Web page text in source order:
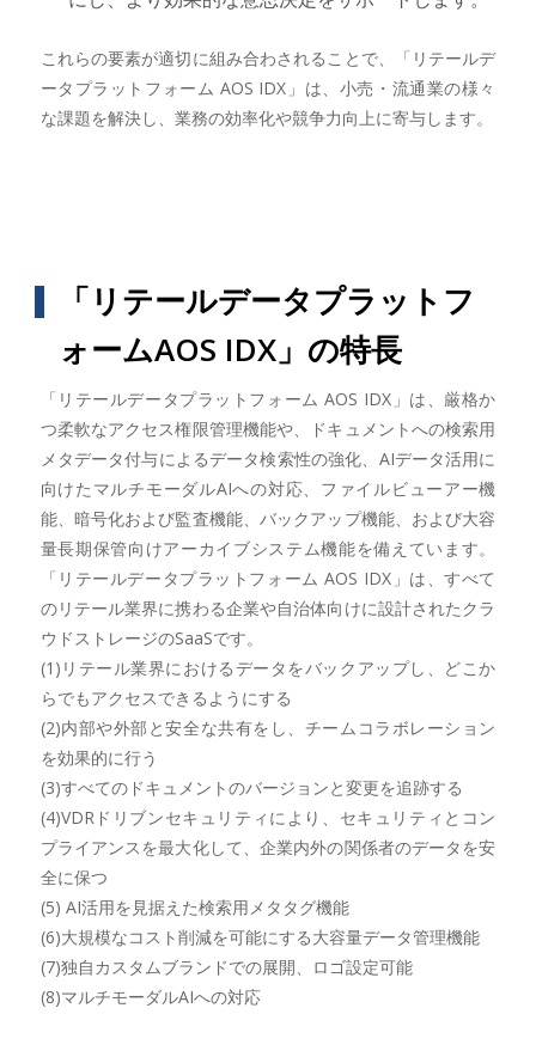
これらの要素が適切に組み合わされることで、「リテールデ
ータプラットフォーム AOS IDX」は、小売・流通業の様々
な課題を解決し、業務の効率化や競争力向上に寄与します。
「リテールデータプラットフ
ォームAOS IDX」の特長
「リテールデータプラットフォーム AOS IDX」は、厳格か
つ柔軟なアクセス権限管理機能や、ドキュメントへの検索用
メタデータ付与によるデータ検索性の強化、AIデータ活用に
向けたマルチモーダルAIへの対応、ファイルビューアー機
能、暗号化および監査機能、バックアップ機能、および大容
量長期保管向けアーカイブシステム機能を備えています。
「リテールデータプラットフォーム AOS IDX」は、すべて
のリテール業界に携わる企業や自治体向けに設計されたクラ
ウドストレージのSaaSです。
(1)リテール業界におけるデータをバックアップし、どこか
らでもアクセスできるようにする
(2)内部や外部と安全な共有をし、チームコラボレーション
を効果的に行う
(3)すべてのドキュメントのバージョンと変更を追跡する
(4)VDRドリブンセキュリティにより、セキュリティとコン
プライアンスを最大化して、企業内外の関係者のデータを安
全に保つ
(5) AI活用を見据えた検索用メタタグ機能
(6)大規模なコスト削減を可能にする大容量データ管理機能
(7)独自カスタムブランドでの展開、ロゴ設定可能
(8)マルチモーダルAIへの対応